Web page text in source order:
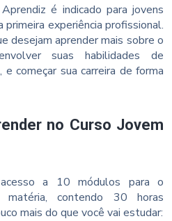
é indicado para jovens
experiência profissional.
desejam aprender mais sobre o
suas habilidades de
e começar sua carreira de forma
no Curso Jovem
a 10 módulos para o
contendo 30 horas
mais do que você vai estudar: